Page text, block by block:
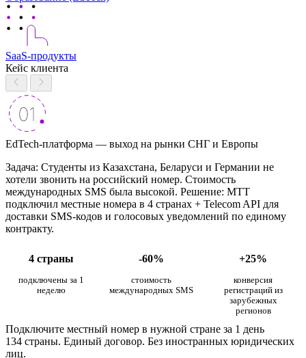
SaaS-продукты
Кейс клиента
EdTech-платформа — выход на рынки СНГ и Европы
Задача: Студенты из Казахстана, Беларуси и Германии не
хотели звонить на российский номер. Стоимость
международных SMS была высокой. Решение: МТТ
подключил местные номера в 4 странах + Telecom API для
доставки SMS-кодов и голосовых уведомлений по единому
контракту.
4 страны -60% +25%
подключены за 1
неделю
стоимость
международных SMS
конверсия
регистраций из
зарубежных
регионов
Подключите местный номер в нужной стране за 1 день
134 страны. Единый договор. Без иностранных юридических
лиц.